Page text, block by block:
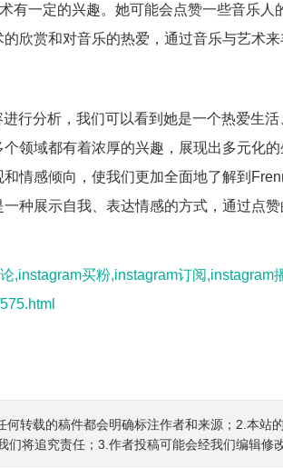
有一定的兴趣。她可能会点赞一些音乐
欣赏和对音乐的热爱，通过音乐与艺术来
行分析，我们可以看到她是一个热爱生
领域都有着浓厚的兴趣，展现出多元化
情感倾向，使我们更加全面地了解到
种展示自我、表达情感的方式，通过点
,instagram买粉,instagram订阅,instagram
何转载的稿件都会明确标注作者和来源；2.本站
们将追究责任；3.作者投稿可能会经我们编辑修